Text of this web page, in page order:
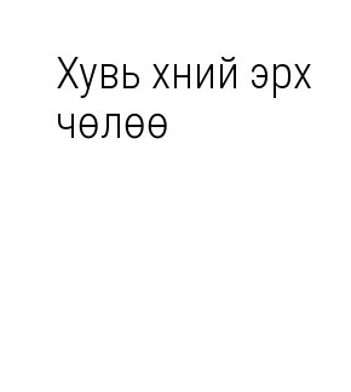
Хувь хүний эрх
чөлөө